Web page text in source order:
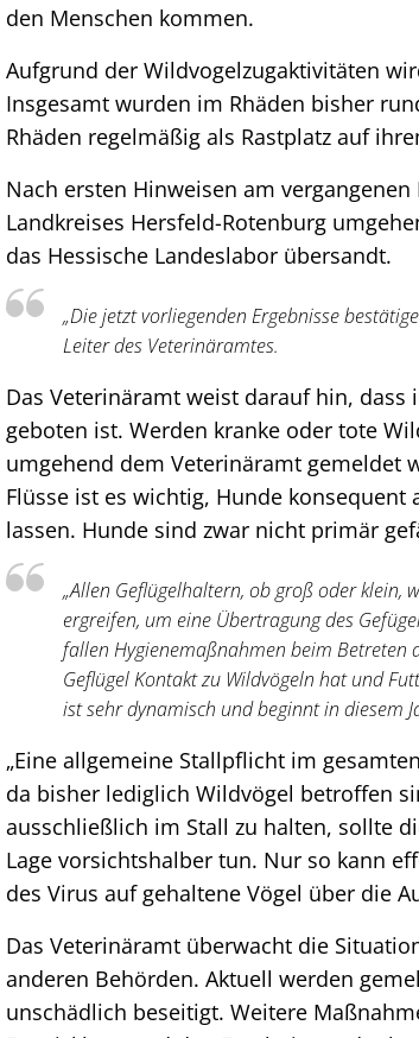
den Menschen kommen.
Aufgrund der Wildvogelzugaktivitäten
Insgesamt wurden im Rhäden bisher
Rhäden regelmäßig als Rastplatz auf
Nach ersten Hinweisen am
Landkreises Hersfeld-Rotenburg
das Hessische Landeslabor übersandt.
„Die jetzt vorliegenden Ergebnisse
Leiter des Veterinäramtes.
Das Veterinäramt weist darauf hin,
geboten ist. Werden kranke oder tote
umgehend dem Veterinäramt gemeldet
Flüsse ist es wichtig, Hunde
lassen. Hunde sind zwar nicht primär
„Allen Geflügelhaltern, ob groß oder
ergreifen, um eine Übertragung des
fallen Hygienemaßnahmen beim Betreten
Geflügel Kontakt zu Wildvögeln hat und
ist sehr dynamisch und beginnt in diesem
„Eine allgemeine Stallpflicht im
da bisher lediglich Wildvögel betroffen
ausschließlich im Stall zu halten, sollte
Lage vorsichtshalber tun. Nur so kann
des Virus auf gehaltene Vögel über die
Das Veterinäramt überwacht die
anderen Behörden. Aktuell werden
unschädlich beseitigt. Weitere